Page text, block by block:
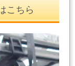
こちら